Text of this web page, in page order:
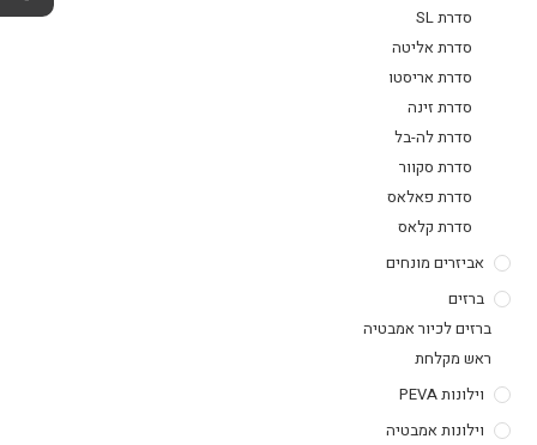
סדרת SL
סדרת אליטה
סדרת אריסטו
סדרת זינה
סדרת לה-בל
סדרת סקוור
סדרת פאלאס
סדרת קלאס
אביזרים מונחים
ברזים
ברזים לכיור אמבטיה
ראש מקלחת
וילונות PEVA
וילונות אמבטיה